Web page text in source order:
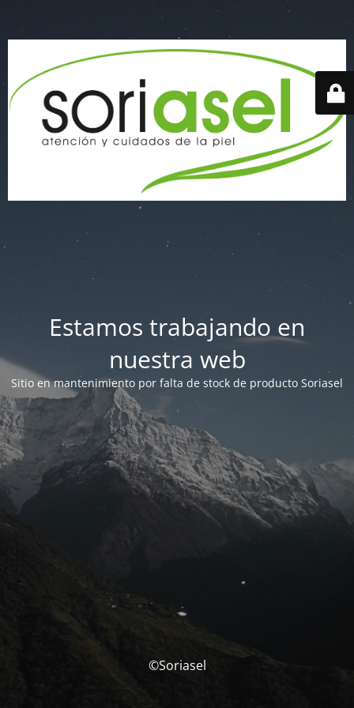
Estamos trabajando en
nuestra web
Sitio en mantenimiento por falta de stock de producto Soriasel
©Soriasel